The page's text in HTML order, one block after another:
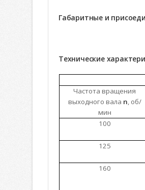
Габаритные и
Технические
Частота вращения
выходного вала n, об/
мин
100
125
160